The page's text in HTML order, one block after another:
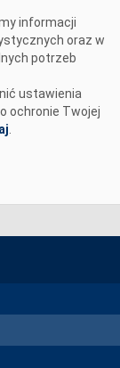
informacji
oraz w
potrzeb
ustawienia
ochronie Twojej